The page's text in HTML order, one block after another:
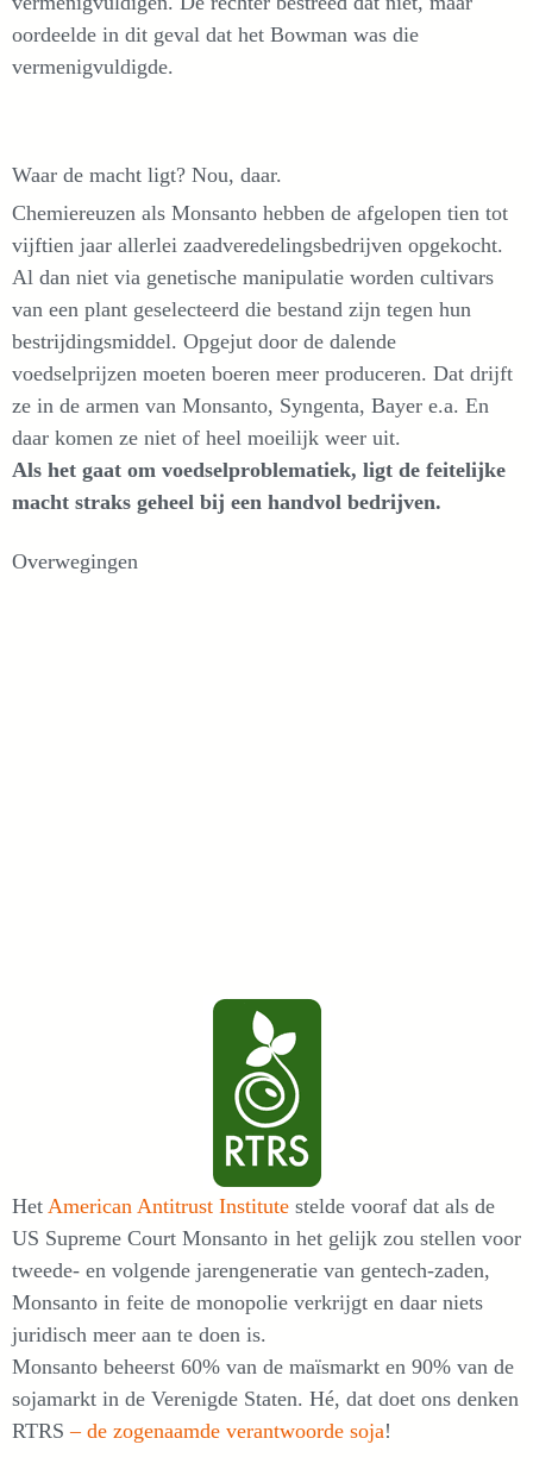
oordeelde in dit geval dat het Bowman was die
vermenigvuldigde.
Waar de macht ligt? Nou, daar.
Chemiereuzen als Monsanto hebben de afgelopen tien tot
vijftien jaar allerlei zaadveredelingsbedrijven opgekocht.
Al dan niet via genetische manipulatie worden cultivars
van een plant geselecteerd die bestand zijn tegen hun
bestrijdingsmiddel. Opgejut door de dalende
voedselprijzen moeten boeren meer produceren. Dat drijft
ze in de armen van Monsanto, Syngenta, Bayer e.a. En
daar komen ze niet of heel moeilijk weer uit.
Als het gaat om voedselproblematiek, ligt de feitelijke
macht straks geheel bij een handvol bedrijven.
Overwegingen
Het American Antitrust Institute stelde vooraf dat als de
US Supreme Court Monsanto in het gelijk zou stellen voor
tweede- en volgende jarengeneratie van gentech-zaden,
Monsanto in feite de monopolie verkrijgt en daar niets
juridisch meer aan te doen is.
Monsanto beheerst 60% van de maïsmarkt en 90% van de
sojamarkt in de Verenigde Staten. Hé, dat doet ons denken
RTRS– de zogenaamde verantwoorde soja!